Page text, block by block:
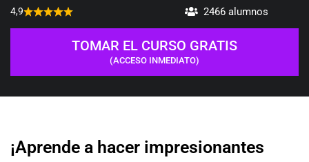
4,9 2466 alumnos
TOMAR EL CURSO GRATIS
(ACCESO INMEDIATO)
¡Aprende a hacer impresionantes